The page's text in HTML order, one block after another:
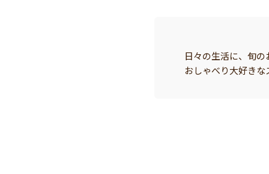
日々の生活に、旬
おしゃべり大好き